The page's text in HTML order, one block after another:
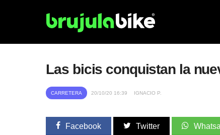
Las bicis conquistan la
CARRETERA 20/10/20 16:39 IGNACIO P.
Facebook Twitter